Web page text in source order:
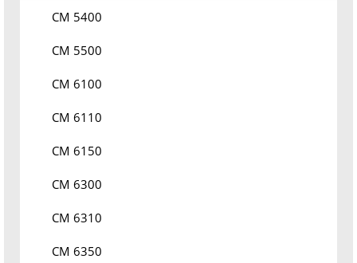
CM 5400
CM 5500
CM 6100
CM 6110
CM 6150
CM 6300
CM 6310
CM 6350